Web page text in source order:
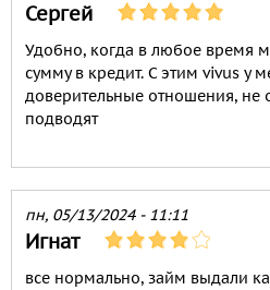
Сергей
Удобно, когда в любое время
сумму в кредит. С этим vivus у
доверительные отношения,
подводят
пн, 05/13/2024 - 11:11
Игнат
все нормально, займ выдали